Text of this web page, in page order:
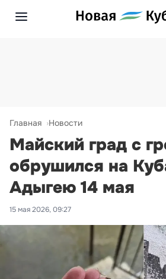
Главная Новости
Майский град с
обрушился на
Адыгею 14 мая
15 мая 2026, 09:27